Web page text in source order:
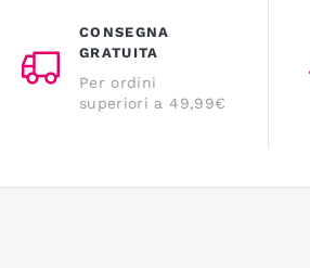
CONSEGNA
GRATUITA
Per ordini
superiori a 49,99€